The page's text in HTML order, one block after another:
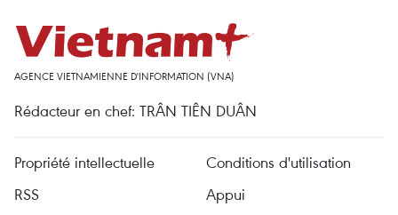
AGENCE VIETNAMIENNE D'INFORMATION (VNA)
Rédacteur en chef: TRÂN TIÊN DUÂN
Propriété intellectuelle
Conditions d'utilisation
RSS
Appui